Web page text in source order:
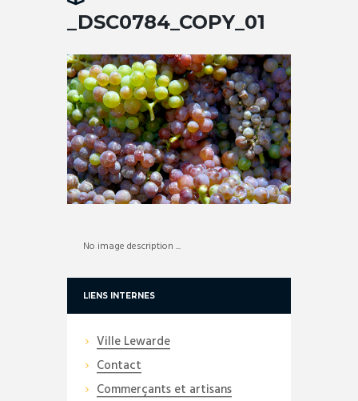
_DSC0784_COPY_01
No image description ...
LIENS INTERNES
Ville Lewarde
Contact
Commerçants et artisans